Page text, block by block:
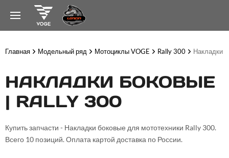
Главная Модельный ряд Мотоциклы VOGE Rally 300 Накладки
НАКЛАДКИ БОКОВЫЕ
| RALLY 300
Купить запчасти - Накладки боковые для мототехники Rally 300.
Всего 10 позиций. Оплата картой доставка по России.